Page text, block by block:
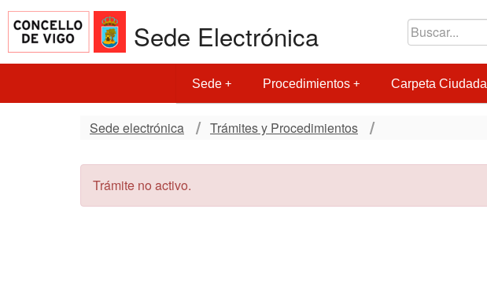
Sede Electrónica
Sede Procedimientos Carpeta
Sede electrónica Trámites y Procedimientos
Trámite no activo.